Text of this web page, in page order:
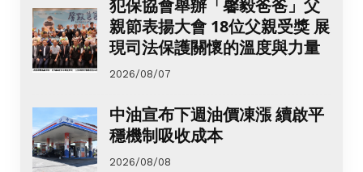
犯保協會舉辦「馨毅爸爸」父
親節表揚大會 18位父親受獎 展
現司法保護關懷的溫度與力量
2026/08/07
中油宣布下週油價凍漲 續啟平
穩機制吸收成本
2026/08/08